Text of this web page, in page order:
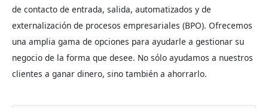
de contacto de entrada, salida, automatizados y de
externalización de procesos empresariales (BPO). Ofrecemos
una amplia gama de opciones para ayudarle a gestionar su
negocio de la forma que desee. No sólo ayudamos a nuestros
clientes a ganar dinero, sino también a ahorrarlo.